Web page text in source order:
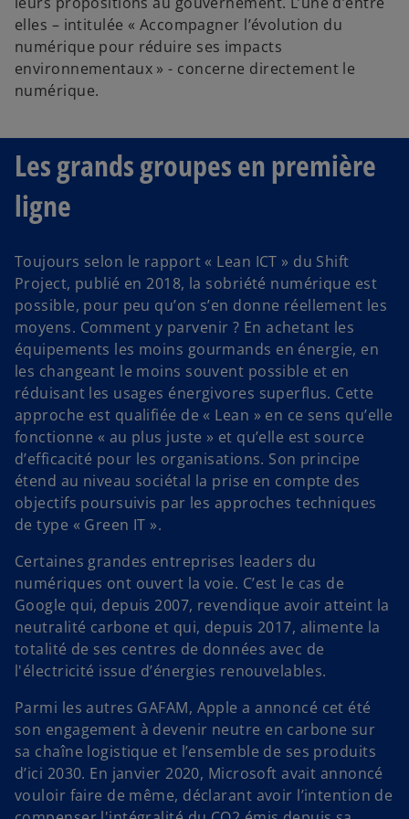
elles – intitulée « Accompagner l’évolution du
numérique pour réduire ses impacts
environnementaux » - concerne directement le
numérique.
Les grands groupes en première
ligne
Toujours selon le rapport « Lean ICT » du Shift
Project, publié en 2018, la sobriété numérique est
possible, pour peu qu’on s’en donne réellement les
moyens. Comment y parvenir ? En achetant les
équipements les moins gourmands en énergie, en
les changeant le moins souvent possible et en
réduisant les usages énergivores superflus. Cette
approche est qualifiée de « Lean » en ce sens qu’elle
fonctionne « au plus juste » et qu’elle est source
d’efficacité pour les organisations. Son principe
étend au niveau sociétal la prise en compte des
objectifs poursuivis par les approches techniques
de type « Green IT ».
Certaines grandes entreprises leaders du
numériques ont ouvert la voie. C’est le cas de
Google qui, depuis 2007, revendique avoir atteint la
neutralité carbone et qui, depuis 2017, alimente la
totalité de ses centres de données avec de
l'électricité issue d’énergies renouvelables.
Parmi les autres GAFAM, Apple a annoncé cet été
son engagement à devenir neutre en carbone sur
sa chaîne logistique et l’ensemble de ses produits
d’ici 2030. En janvier 2020, Microsoft avait annoncé
vouloir faire de même, déclarant avoir l’intention de